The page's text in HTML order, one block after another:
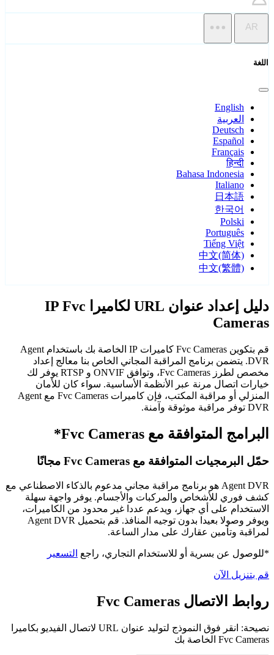
AR
اللغة
English
العربية
Deutsch
Español
Français
हिन्दी
Bahasa Indonesia
Italiano
日本語
한국어
Polski
Português
Tiếng Việt
中文(简体)
中文(繁體)
دليل إعداد عنوان URL لكاميرا IP Fvc
Cameras
قم بتكوين Fvc Cameras كاميرات IP الخاصة بك باستخدام Agent
DVR. يتضمن برنامج المراقبة المجاني الخاص بنا معالج إعداد
مخصص لطرز Fvc Cameras، وتوافق ONVIF و RTSP يوفر لك
خيارات اتصال مرنة عبر الأنظمة الأساسية. سواء كان للأمان
المنزلي أو مراقبة المكتب، فإن كاميرات Fvc Cameras مع Agent
DVR توفر مراقبة موثوقة وآمنة.
البرامج المتوافقة مع Fvc Cameras*
حمّل البرمجيات المتوافقة مع Fvc Cameras مجانًا
Agent DVR هو برنامج مراقبة مجاني مدعوم بالذكاء الاصطناعي مع
كشف فوري للأشخاص والمركبات والأجسام. يوفر واجهة سهلة
الاستخدام على أي جهاز، ويدعم عددا غير محدود من الكاميرات،
ويوفر وصولا بعيدا بدون توجيه المنافذ. قم بتحميل Agent DVR
لمراقبة وتأمين عقارك على مدار الساعة.
*للوصول عن بسرية أو للاستخدام التجاري، راجع التسعير
قم بتنزيل الآن
روابط الاتصال Fvc Cameras
نصيحة: انقر فوق النموذج لتوليد عنوان URL لاتصال الفيديو بكاميرا
Fvc Cameras الخاصة بك